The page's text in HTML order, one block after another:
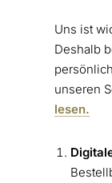
Uns ist
Deshalb
unseren
lesen.